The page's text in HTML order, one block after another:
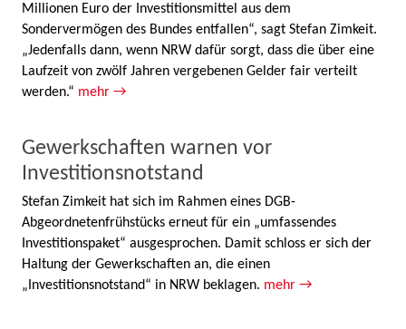
Millionen Euro der Investitionsmittel aus dem
Sondervermögen des Bundes entfallen“, sagt Stefan Zimkeit.
„Jedenfalls dann, wenn NRW dafür sorgt, dass die über eine
Laufzeit von zwölf Jahren vergebenen Gelder fair verteilt
werden.“ mehr →
Gewerkschaften warnen vor
Investitionsnotstand
Stefan Zimkeit hat sich im Rahmen eines DGB-
Abgeordnetenfrühstücks erneut für ein „umfassendes
Investitionspaket“ ausgesprochen. Damit schloss er sich der
Haltung der Gewerkschaften an, die einen
„Investitionsnotstand“ in NRW beklagen. mehr →